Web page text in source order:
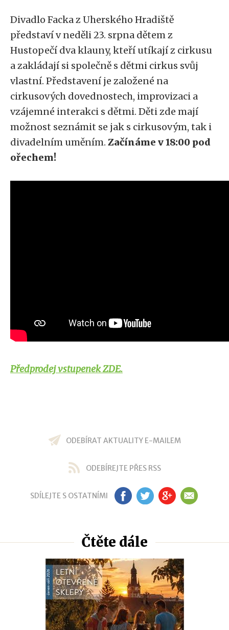
Divadlo Facka z Uherského Hradiště
představí v neděli 23. srpna dětem z
Hustopečí dva klauny, kteří utíkají z cirkusu
a zakládají si společně s dětmi cirkus svůj
vlastní. Představení je založené na
cirkusových dovednostech, improvizaci a
vzájemné interakci s dětmi. Děti zde mají
možnost seznámit se jak s cirkusovým, tak i
divadelním uměním. Začínáme v 18:00 pod
ořechem!
Předprodej vstupenek ZDE.
ODEBÍRAT AKTUALITY E-MAILEM
ODEBÍREJTE PŘES RSS
SDÍLEJTE S OSTATNÍMI FB TW GP EM
Čtěte dále